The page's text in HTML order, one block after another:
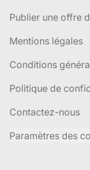
Publier une offre
Mentions légales
Conditions
Politique de
Contactez-nous
Paramètres des